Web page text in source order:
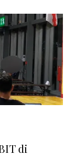
di